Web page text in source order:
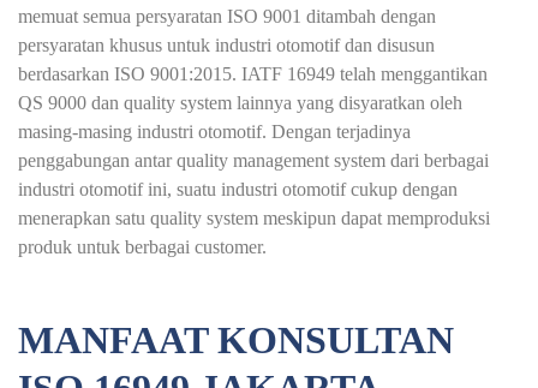
memuat semua persyaratan ISO 9001 ditambah dengan
persyaratan khusus untuk industri otomotif dan disusun
berdasarkan ISO 9001:2015. IATF 16949 telah menggantikan
QS 9000 dan quality system lainnya yang disyaratkan oleh
masing-masing industri otomotif. Dengan terjadinya
penggabungan antar quality management system dari berbagai
industri otomotif ini, suatu industri otomotif cukup dengan
menerapkan satu quality system meskipun dapat memproduksi
produk untuk berbagai customer.
MANFAAT KONSULTAN